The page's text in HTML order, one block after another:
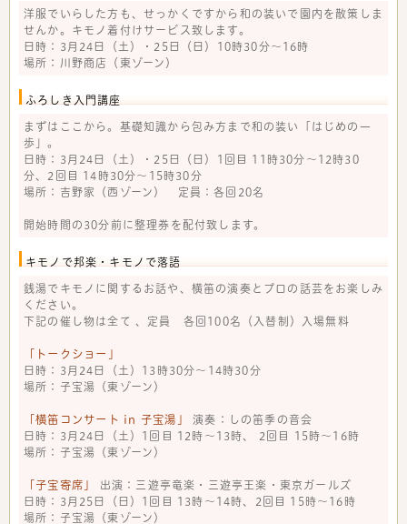
洋服でいらした方も、せっかくですから和の装いで園内を散策しま
せんか。キモノ着付けサービス致します。
日時：3月24日（土）・25日（日）10時30分～16時
場所：川野商店（東ゾーン）
ふろしき入門講座
まずはここから。基礎知識から包み方まで和の装い「はじめの一
歩」。
日時：3月24日（土）・25日（日）1回目 11時30分～12時30
分、2回目 14時30分～15時30分
場所：吉野家（西ゾーン） 定員：各回20名
開始時間の30分前に整理券を配付致します。
キモノで邦楽・キモノで落語
銭湯でキモノに関するお話や、横笛の演奏とプロの話芸をお楽しみ
ください。
下記の催し物は全て 、定員 各回100名（入替制）入場無料
「トークショー」
日時：3月24日（土）13時30分～14時30分
場所：子宝湯（東ゾーン）
「横笛コンサート in 子宝湯」
演奏：しの笛季の音会
日時：3月24日（土）1回目 12時～13時、 2回目 15時～16時
場所：子宝湯（東ゾーン）
「子宝寄席」
出演：三遊亭竜楽・三遊亭王楽・東京ガールズ
日時：3月25日（日）1回目 13時～14時、2回目 15時～16時
場所：子宝湯（東ゾーン）